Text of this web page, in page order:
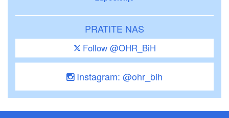
PRATITE NAS
Follow @OHR_BiH
Instagram: @ohr_bih